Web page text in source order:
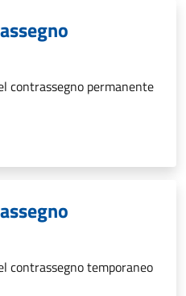
contrassegno permanente
contrassegno temporaneo